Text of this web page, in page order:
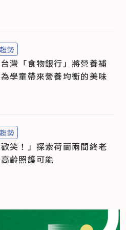
趨勢
灣「食物銀行」將營養補
學童帶來營養均衡的美味
趨勢
笑！」探索荷蘭兩間終老
齡照護可能